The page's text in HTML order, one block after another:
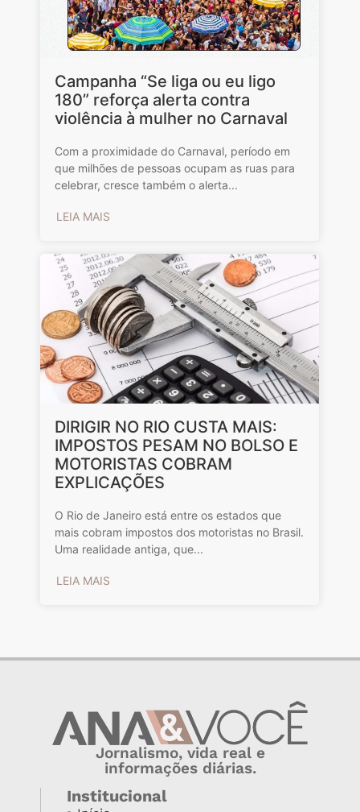
Campanha “Se liga ou eu ligo
180” reforça alerta contra
violência à mulher no Carnaval
Com a proximidade do Carnaval, período em
que milhões de pessoas ocupam as ruas para
celebrar, cresce também o alerta...
LEIA MAIS
DIRIGIR NO RIO CUSTA MAIS:
IMPOSTOS PESAM NO BOLSO E
MOTORISTAS COBRAM
EXPLICAÇÕES
O Rio de Janeiro está entre os estados que
mais cobram impostos dos motoristas no Brasil.
Uma realidade antiga, que...
LEIA MAIS
Jornalismo, vida real e
informações diárias.
Institucional